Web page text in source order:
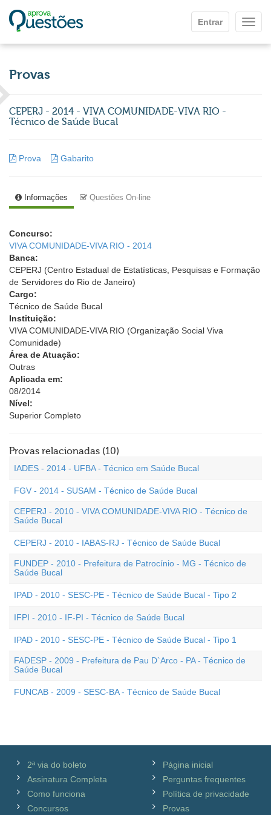
Entrar
Provas
CEPERJ - 2014 - VIVA COMUNIDADE-VIVA RIO -
Técnico de Saúde Bucal
Prova Gabarito
Informações Questões On-line
Concurso:
VIVA COMUNIDADE-VIVA RIO - 2014
Banca:
CEPERJ (Centro Estadual de Estatísticas, Pesquisas e Formação
de Servidores do Rio de Janeiro)
Cargo:
Técnico de Saúde Bucal
Instituição:
VIVA COMUNIDADE-VIVA RIO (Organização Social Viva
Comunidade)
Área de Atuação:
Outras
Aplicada em:
08/2014
Nível:
Superior Completo
Provas relacionadas (10)
IADES - 2014 - UFBA - Técnico em Saúde Bucal
FGV - 2014 - SUSAM - Técnico de Saúde Bucal
CEPERJ - 2010 - VIVA COMUNIDADE-VIVA RIO - Técnico de
Saúde Bucal
CEPERJ - 2010 - IABAS-RJ - Técnico de Saúde Bucal
FUNDEP - 2010 - Prefeitura de Patrocínio - MG - Técnico de
Saúde Bucal
IPAD - 2010 - SESC-PE - Técnico de Saúde Bucal - Tipo 2
IFPI - 2010 - IF-PI - Técnico de Saúde Bucal
IPAD - 2010 - SESC-PE - Técnico de Saúde Bucal - Tipo 1
FADESP - 2009 - Prefeitura de Pau D`Arco - PA - Técnico de
Saúde Bucal
FUNCAB - 2009 - SESC-BA - Técnico de Saúde Bucal
2ª via do boleto
Assinatura Completa
Como funciona
Concursos
Página inicial
Perguntas frequentes
Política de privacidade
Provas